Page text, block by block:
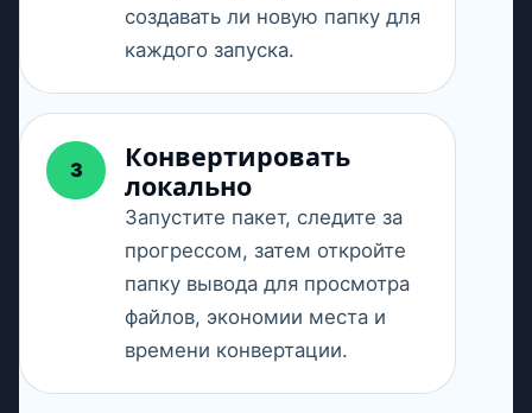
создавать ли новую папку для
каждого запуска.
3
Конвертировать
локально
Запустите пакет, следите за
прогрессом, затем откройте
папку вывода для просмотра
файлов, экономии места и
времени конвертации.